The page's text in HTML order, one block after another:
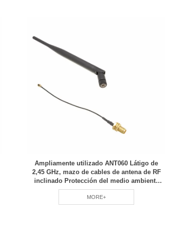
Ampliamente utilizado ANT060 Látigo de
2,45 GHz, mazo de cables de antena de RF
inclinado Protección del medio ambiente
verde Ahorro de energía y reducción del
consumo RCD
MORE+